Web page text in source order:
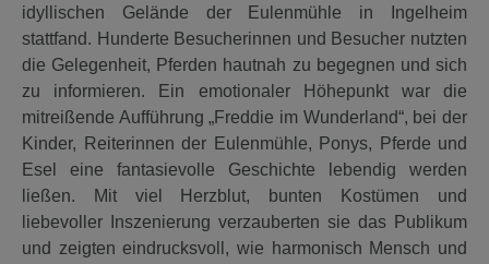
idyllischen Gelände der Eulenmühle in Ingelheim
stattfand. Hunderte Besucherinnen und Besucher nutzten
die Gelegenheit, Pferden hautnah zu begegnen und sich
zu informieren. Ein emotionaler Höhepunkt war die
mitreißende Aufführung „Freddie im Wunderland“, bei der
Kinder, Reiterinnen der Eulenmühle, Ponys, Pferde und
Esel eine fantasievolle Geschichte lebendig werden
ließen. Mit viel Herzblut, bunten Kostümen und
liebevoller Inszenierung verzauberten sie das Publikum
und zeigten eindrucksvoll, wie harmonisch Mensch und